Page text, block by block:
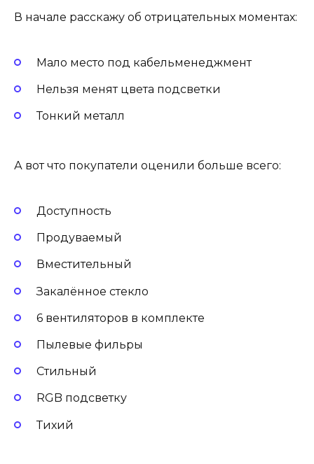
В начале расскажу об отрицательных моментах:
Мало место под кабельменеджмент
Нельзя менят цвета подсветки
Тонкий металл
А вот что покупатели оценили больше всего:
Доступность
Продуваемый
Вместительный
Закалённое стекло
6 вентиляторов в комплекте
Пылевые фильры
Стильный
RGB подсветку
Тихий